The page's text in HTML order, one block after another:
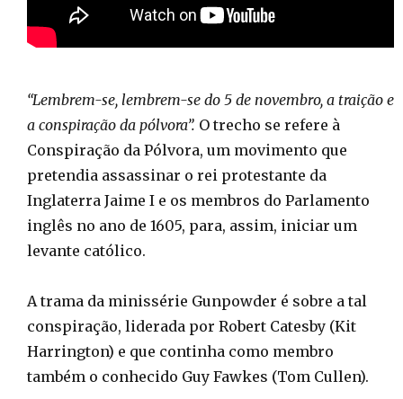
“Lembrem-se, lembrem-se do 5 de novembro, a traição e
a conspiração da pólvora”. O trecho se refere à
Conspiração da Pólvora, um movimento que
pretendia assassinar o rei protestante da
Inglaterra Jaime I e os membros do Parlamento
inglês no ano de 1605, para, assim, iniciar um
levante católico.
A trama da minissérie Gunpowder é sobre a tal
conspiração, liderada por Robert Catesby (Kit
Harrington) e que continha como membro
também o conhecido Guy Fawkes (Tom Cullen).